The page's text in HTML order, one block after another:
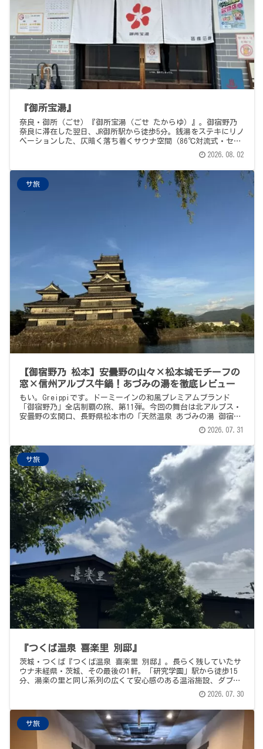
『御所宝湯』
奈良・御所（ごせ）『御所宝湯（ごせ たからゆ）』。御宿野乃
奈良に滞在した翌日、JR御所駅から徒歩5分。銭湯をステキにリノ
ベーションした、仄暗く落ち着くサウナ空間（86℃対流式・セル
フロウリュ可・ラドル過去最小）、肌触りの良い16℃地下水
の"ジェ鹿の水風呂"、そして丸太のととのい椅子と空の抜けが気
持ちいい屋外外気浴。サウナ関係は奥の独立エリアで料金を払っ
た人だけが利用可、非常に快適な設計。サウナ飯は近くの食堂
『新地 入船』で"湯上がりビールセット＋カレーうどん"。気軽
には行けないけれど、じゅうぶんに再訪したい1軒でした。
2026.08.02
サ旅
【御宿野乃 松本】安曇野の山々×松本城モチーフの
窓×信州アルプス牛鍋！あづみの湯を徹底レビュー
もい。Greippiです。ドーミーインの和風プレミアムブランド
「御宿野乃」全店制覇の旅、第11弾。今回の舞台は北アルプス・
安曇野の玄関口、長野県松本市の「天然温泉 あづみの湯 御宿野
乃 松本」です。【まず訂正とお詫び】開業順を間違えていま
2026.07.31
サ旅
『つくば温泉 喜楽里 別邸』
茨城・つくば『つくば温泉 喜楽里 別邸』。長らく残していたサ
ウナ未経県・茨城、その最後の1軒。「研究学園」駅から徒歩15
分、湯楽の里と同じ系列の広くて安心感のある温浴施設、ダブル
ストーブでオートロウリュ＆3分オート送風の体感アチアチのサウ
ナ、地下水系のマイルド水風呂、そして「最強」と素直に書いた5
月の穏やかな露天外気浴。館内食堂は満席で、駅前『油そば春日
亭』の鳥豚油そばに切り替え。これで、47都道府県サウナ、よう
やくコンプリート、の記念記事です。
2026.07.30
サ旅